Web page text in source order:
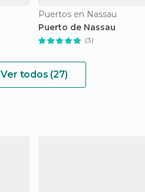
Puertos en Nassau
Puerto de Nassau
(3)
Ver todos (27)